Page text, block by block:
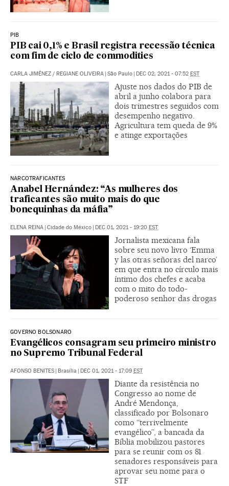
PIB
PIB cai 0,1% e Brasil registra recessão técnica
com fim de ciclo de commodities
CARLA JIMÉNEZ / REGIANE OLIVEIRA | São Paulo | DEC 02, 2021 - 07:52 EST
Ajuste nos dados do PIB de
abril a junho colabora para
dois trimestres seguidos com
desempenho negativo.
Agricultura tem queda de 9%
e atinge exportações
NARCOTRAFICANTES
Anabel Hernández: “As mulheres dos
traficantes são muito mais do que
bonequinhas da máfia”
ELENA REINA | Cidade do México | DEC 01, 2021 - 19:20 EST
Jornalista mexicana fala
sobre seu novo livro ‘Emma
y las otras señoras del narco’
em que entra no círculo mais
íntimo dos chefes e acaba
com o mito do todo-
poderoso senhor das drogas
GOVERNO BOLSONARO
Evangélicos consagram seu primeiro ministro
no Supremo Tribunal Federal
AFONSO BENITES | Brasília | DEC 01, 2021 - 17:09 EST
Diante da resistência no
Congresso ao nome de
André Mendonça,
classificado por Bolsonaro
como “terrivelmente
evangélico”, a bancada da
Bíblia mobilizou pastores
para se reunir com os 81
senadores responsáveis para
aprovar seu nome para o
STF